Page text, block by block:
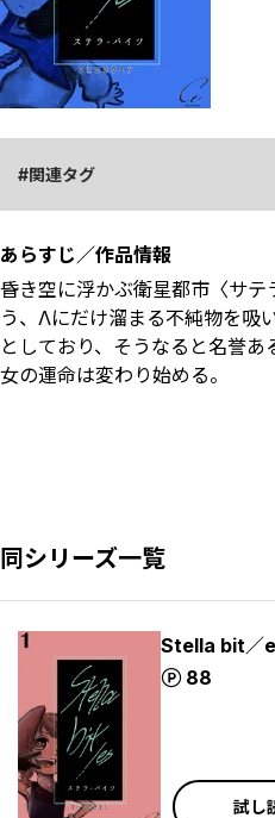
関連タグ
あらすじ／作品情報
昏き空に浮かぶ衛星都市〈サ
う、Λにだけ溜まる不純物を吸
としており、そうなると名誉
女の運命は変わり始める。
同シリーズ一覧
Stella bit／
88
ポイント
試し